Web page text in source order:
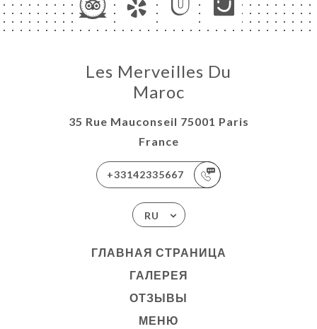
Les Merveilles Du
Maroc
35 Rue Mauconseil 75001 Paris
France
+33142335667
RU
ГЛАВНАЯ СТРАНИЦА
ГАЛЕРЕЯ
ОТЗЫВЫ
МЕНЮ